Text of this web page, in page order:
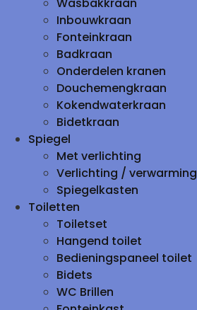
Inbouwkraan
Fonteinkraan
Badkraan
Onderdelen kranen
Douchemengkraan
Kokendwaterkraan
Bidetkraan
Spiegel
Met verlichting
Verlichting / verwarming
Spiegelkasten
Toiletten
Toiletset
Hangend toilet
Bedieningspaneel toilet
Bidets
WC Brillen